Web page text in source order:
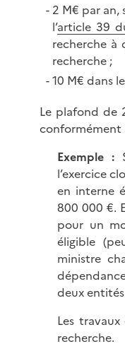
2 M€ par an,
l’article 39
recherche à
recherche ;
10 M€ dans
Le plafond de
conformément
Exemple :
l’exercice
en interne
800 000 €.
pour un
éligible
ministre
deux
Les
recherche.